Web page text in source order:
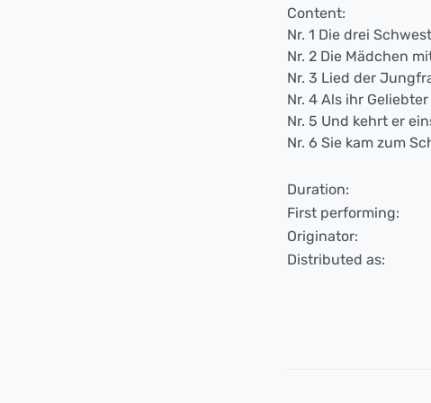
Content:
Nr. 1 Die drei
Nr. 2 Die Mädchen
Nr. 3 Lied der
Nr. 4 Als ihr
Nr. 5 Und kehrt er
Nr. 6 Sie kam zum
Duration:
First performing:
Originator:
Distributed as: